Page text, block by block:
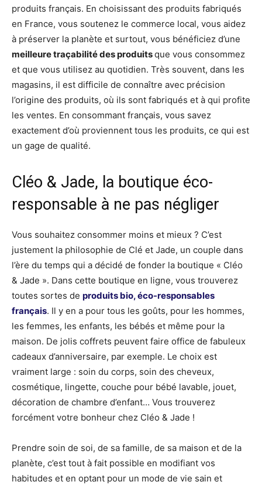
produits français. En choisissant des produits fabriqués
en France, vous soutenez le commerce local, vous aidez
à préserver la planète et surtout, vous bénéficiez d’une
meilleure traçabilité des produitsque vous consommez
et que vous utilisez au quotidien. Très souvent, dans les
magasins, il est difficile de connaître avec précision
l’origine des produits, où ils sont fabriqués et à qui profite
les ventes. En consommant français, vous savez
exactement d’où proviennent tous les produits, ce qui est
un gage de qualité.
Cléo & Jade, la boutique éco-
responsable à ne pas négliger
Vous souhaitez consommer moins et mieux ? C’est
justement la philosophie de Clé et Jade, un couple dans
l’ère du temps qui a décidé de fonder la boutique « Cléo
& Jade ». Dans cette boutique en ligne, vous trouverez
toutes sortes de produits bio, éco-responsables
français. Il y en a pour tous les goûts, pour les hommes,
les femmes, les enfants, les bébés et même pour la
maison. De jolis coffrets peuvent faire office de fabuleux
cadeaux d’anniversaire, par exemple. Le choix est
vraiment large : soin du corps, soin des cheveux,
cosmétique, lingette, couche pour bébé lavable, jouet,
décoration de chambre d’enfant… Vous trouverez
forcément votre bonheur chez Cléo & Jade !
Prendre soin de soi, de sa famille, de sa maison et de la
planète, c’est tout à fait possible en modifiant vos
habitudes et en optant pour un mode de vie sain et